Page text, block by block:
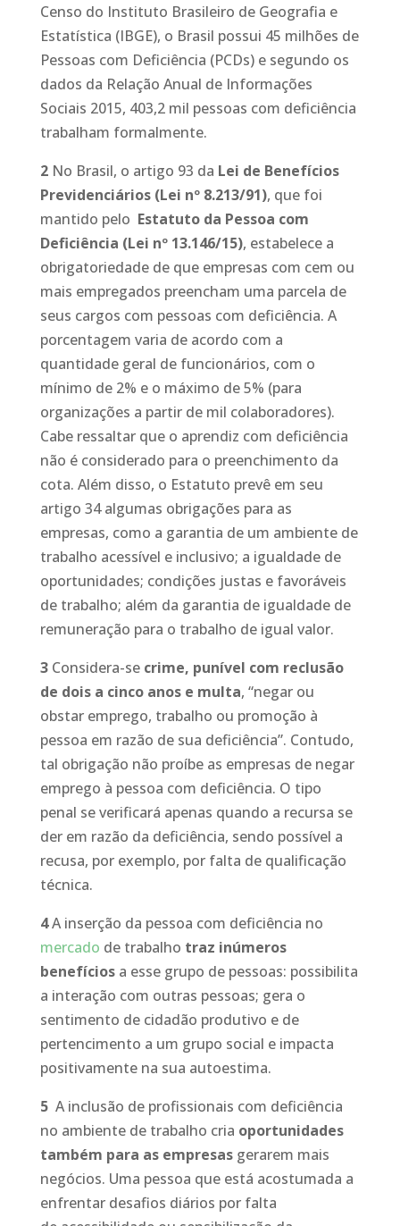
Censo do Instituto Brasileiro de Geografia e
Estatística (IBGE), o Brasil possui 45 milhões de
Pessoas com Deficiência (PCDs) e segundo os
dados da Relação Anual de Informações
Sociais 2015, 403,2 mil pessoas com deficiência
trabalham formalmente.
2No Brasil, o artigo 93 da Lei de Benefícios
Previdenciários (Lei nº 8.213/91), que foi
mantido pelo Estatuto da Pessoa com
Deficiência (Lei nº 13.146/15), estabelece a
obrigatoriedade de que empresas com cem ou
mais empregados preencham uma parcela de
seus cargos com pessoas com deficiência. A
porcentagem varia de acordo com a
quantidade geral de funcionários, com o
mínimo de 2% e o máximo de 5% (para
organizações a partir de mil colaboradores).
Cabe ressaltar que o aprendiz com deficiência
não é considerado para o preenchimento da
cota. Além disso, o Estatuto prevê em seu
artigo 34 algumas obrigações para as
empresas, como a garantia de um ambiente de
trabalho acessível e inclusivo; a igualdade de
oportunidades; condições justas e favoráveis
de trabalho; além da garantia de igualdade de
remuneração para o trabalho de igual valor.
3Considera-se crime, punível com reclusão
de dois a cinco anos e multa, “negar ou
obstar emprego, trabalho ou promoção à
pessoa em razão de sua deficiência”. Contudo,
tal obrigação não proíbe as empresas de negar
emprego à pessoa com deficiência. O tipo
penal se verificará apenas quando a recursa se
der em razão da deficiência, sendo possível a
recusa, por exemplo, por falta de qualificação
técnica.
4A inserção da pessoa com deficiência no
mercado de trabalho traz inúmeros
benefícios a esse grupo de pessoas: possibilita
a interação com outras pessoas; gera o
sentimento de cidadão produtivo e de
pertencimento a um grupo social e impacta
positivamente na sua autoestima.
5 A inclusão de profissionais com deficiência
no ambiente de trabalho cria oportunidades
também para as empresasgerarem mais
negócios. Uma pessoa que está acostumada a
enfrentar desafios diários por falta